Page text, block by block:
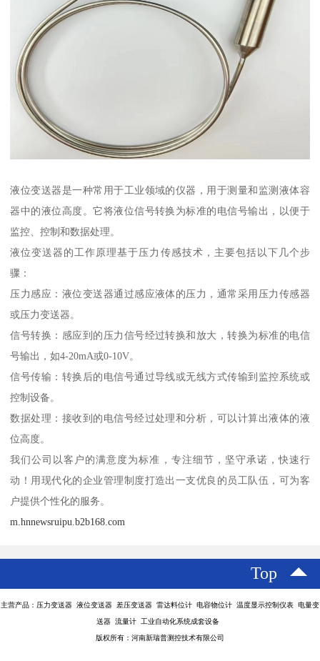
液位变送器是一种常用于工业领域的仪器，用于测量和监测液体容
器中的液位高度。它将液位信号转换为标准的电信号输出，以便于
监控、控制和数据处理。
液位变送器的工作原理基于压力传感技术，主要包括以下几个步
骤：
压力感应：液位变送器通过感应液体的压力，通常采用压力传感器
或压力变送器。
信号转换：感应到的压力信号经过转换和放大，转换为标准的电信
号输出，如4-20mA或0-10V。
信号传输：转换后的电信号通过导线或无线方式传输到监控系统或
控制设备。
数据处理：接收到的电信号经过处理和分析，可以计算出液体的液
位高度。
我们公司以客户的满意度为标准，专注细节，坚守承诺，快速行
动！用现代化的企业管理制度打造出一支优良的员工队伍，可为客
户提供个性化的服务。
m.hnnewsruipu.b2b168.com
Top
主营产品：压力变送器 液位变送器 差压变送器 雷达料位计 电容物位计 温度显示控制仪表 电量变
送器 流量计 工业自动化系统成套设备
版权所有：河南新瑞普测控技术有限公司